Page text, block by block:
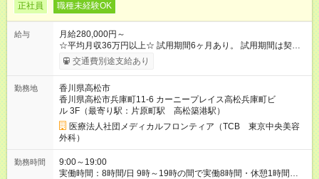
正社員 職種未経験OK
給与
月給280,000円～
☆平均月収36万円以上☆ 試用期間6ヶ月あり。 試用期間は契約
社員として、月給26万円となります。 ＜試用期間終了後＞ 月給
28万円+インセンティブ（平均8万円）+残業代等 ＝平均月収36
次昇給制度アリ】 年次昇給制度で毎年月給が上がっていくので
役職につかない場合でもしっかり昇給♪ 【大手ならではの豊富な
キャリアパス】 女性管理職割合86％！ クリニック内の役職だけ
ではなく、 TCBグループとしての役職、バックオフィスへの転
籍など 自ら手を挙げて挑戦することができます！ 【様々な業界
から活躍中】 平均年齢は27歳！ 美容部員やエステ、脱毛などの
近い業界から アパレル、飲食など他業界の接客業 事務、公務員
などの接客未経験者まで活躍中！ 未経験から憧れの美容業界へ
交通費別途支給あり
勤務地
香川県高松市
香川県高松市兵庫町11-6 カーニープレイス高松兵庫町ビ
ル 3F（最寄り駅：片原町駅 高松築港駅）
医療法人社団メディカルフロンティア（TCB 東京中央美容
外科）
勤務時間
9:00～19:00
実働時間：8時間/日 9時～19時の間で実働8時間・休憩1時間